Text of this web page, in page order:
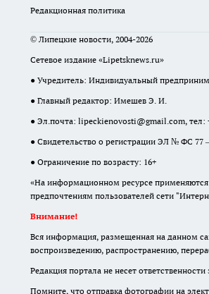
Редакционная политика
© Липецкие новости, 2004-2026
Сетевое издание «Lipetsknews.ru»
● Учредитель: Индивидуальный
● Главный редактор: Имешев Э. И.
● Эл.почта: lipeckienovosti@gmail.com, тел:
● Свидетельство о регистрации ЭЛ № ФС 77 –
● Ограничение по возрасту: 16+
«На информационном ресурсе применяются
предпочтениям пользователей сети
Внимание!
Вся информация, размещенная на данном
воспроизведению, распространению,
Редакция портала не несет
Помните, что отправка фотографии на